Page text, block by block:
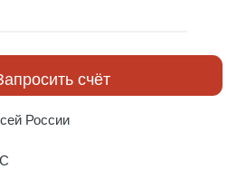
счёт
России